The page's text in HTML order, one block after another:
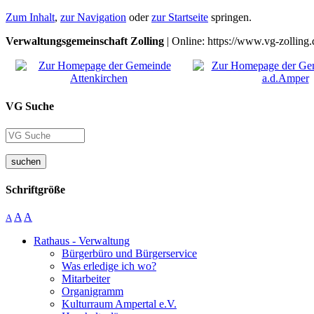
Zum Inhalt, zur Navigation oderzur Startseite springen.
Verwaltungsgemeinschaft Zolling | Online: https://www.vg-
VG Suche
suchen
Schriftgröße
A A A
Rathaus - Verwaltung
Bürgerbüro und Bürgerservice
Was erledige ich wo?
Mitarbeiter
Organigramm
Kulturraum Ampertal e.V.